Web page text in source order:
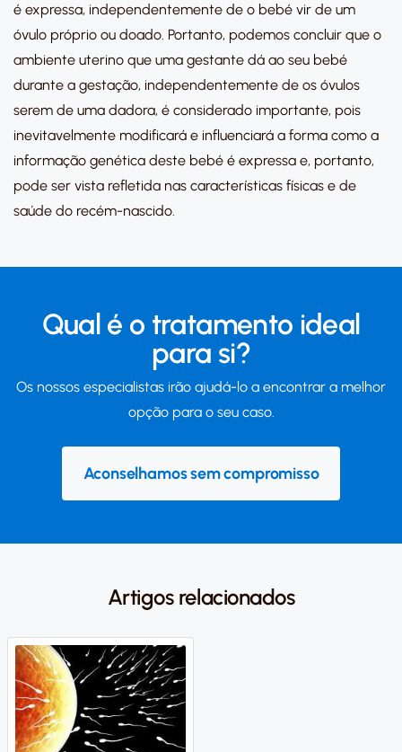
é expressa, independentemente de o bebé vir de um
óvulo próprio ou doado. Portanto, podemos concluir que o
ambiente uterino que uma gestante dá ao seu bebé
durante a gestação, independentemente de os óvulos
serem de uma dadora, é considerado importante, pois
inevitavelmente modificará e influenciará a forma como a
informação genética deste bebé é expressa e, portanto,
pode ser vista refletida nas características físicas e de
saúde do recém-nascido.
Qual é o tratamento ideal
para si?
Os nossos especialistas irão ajudá-lo a encontrar a melhor
opção para o seu caso.
Aconselhamos sem compromisso
Artigos relacionados